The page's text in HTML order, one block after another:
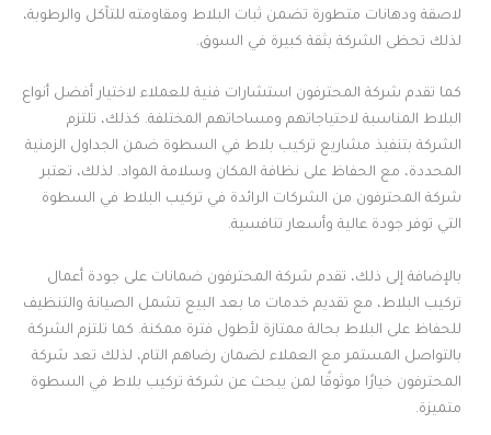
لاصقة ودهانات متطورة تضمن ثبات البلاط ومقاومته للتآكل والرطوبة،
لذلك تحظى الشركة بثقة كبيرة في السوق.
كما تقدم شركة المحترفون استشارات فنية للعملاء لاختيار أفضل أنواع
البلاط المناسبة لاحتياجاتهم ومساحاتهم المختلفة. كذلك، تلتزم
الشركة بتنفيذ مشاريع تركيب بلاط في السطوة ضمن الجداول الزمنية
المحددة، مع الحفاظ على نظافة المكان وسلامة المواد. لذلك، تعتبر
شركة المحترفون من الشركات الرائدة في تركيب البلاط في السطوة
التي توفر جودة عالية وأسعار تنافسية.
بالإضافة إلى ذلك، تقدم شركة المحترفون ضمانات على جودة أعمال
تركيب البلاط، مع تقديم خدمات ما بعد البيع تشمل الصيانة والتنظيف
للحفاظ على البلاط بحالة ممتازة لأطول فترة ممكنة. كما تلتزم الشركة
بالتواصل المستمر مع العملاء لضمان رضاهم التام، لذلك تعد شركة
المحترفون خيارًا موثوقًا لمن يبحث عن شركة تركيب بلاط في السطوة
متميزة.